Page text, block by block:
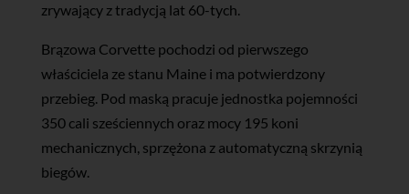
zrywający z tradycją lat 60-tych.
Brązowa Corvette pochodzi od pierwszego
właściciela ze stanu Maine i ma potwierdzony
przebieg. Pod maską pracuje jednostka pojemności
350 cali sześciennych oraz mocy 195 koni
mechanicznych, sprzężona z automatyczną skrzynią
biegów.